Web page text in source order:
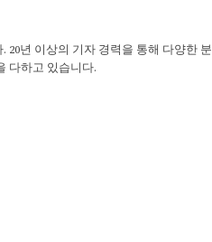
20년 이상의 기자 경력을 통해 다양한
다하고 있습니다.